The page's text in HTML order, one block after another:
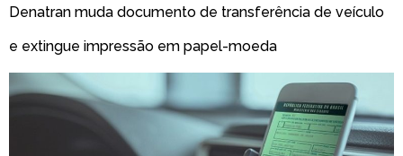
Denatran muda documento de transferência de veículo
e extingue impressão em papel-moeda